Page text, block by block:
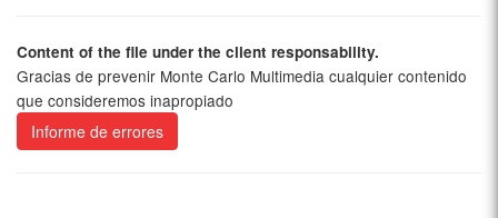
Content of the file under the client responsability.
Gracias de prevenir Monte Carlo Multimedia cualquier contenido
que consideremos inapropiado
Informe de errores